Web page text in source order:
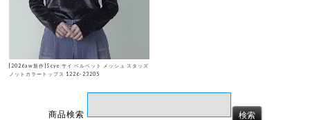
[2026aw新作]Scye サイ ベルベット メッシュ スタッズ
ノットカラートップス 1226-23205
商品検索